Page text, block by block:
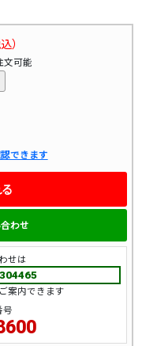
）
文可能
できます
わせ
せは
案内できます
号